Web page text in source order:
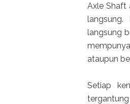
Axle Shaft
langsung
ataupun
Setiap